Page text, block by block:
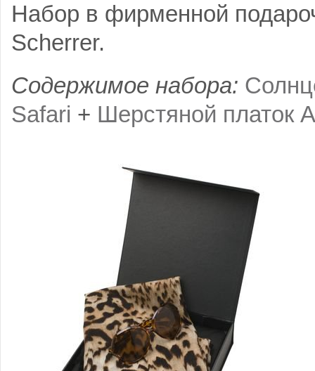
Набор в фирменной
Scherrer.
Содержимое набора:
Safari + Шерстяной платок